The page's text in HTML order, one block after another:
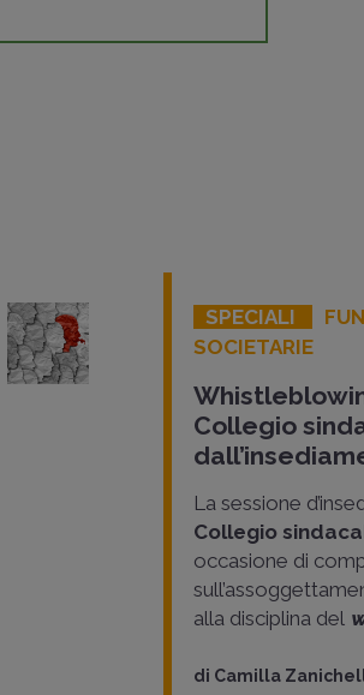
SPECIALI
SOCIETARIE
Collegio
La sessione
Collegio
occasione di
alla disciplina del
di Camilla